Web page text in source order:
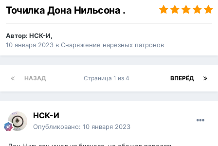
Точилка Дона Нильсона .
Автор: НСК-И,
10 января 2023 в Снаряжение нарезных патронов
НАЗАД ВПЕРЁД
Страница 1 из 4
НСК-И
Опубликовано: 10 января 2023